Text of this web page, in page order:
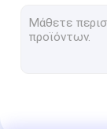
τρακτέρ
Φορτηγό